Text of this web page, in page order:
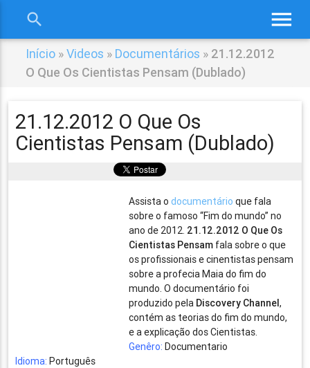
menu
search
Início »Videos » Documentários » 21.12.2012
O Que Os Cientistas Pensam (Dublado)
21.12.2012 O Que Os
Cientistas Pensam (Dublado)
Assista odocumentário que fala
sobre o famoso “Fim do mundo” no
ano de 2012. 21.12.2012 O Que Os
Cientistas Pensam fala sobre o que
os profissionais e cinentistas pensam
sobre a profecia Maia do fim do
mundo. O documentário foi
produzido pela Discovery Channel,
contém as teorias do fim do mundo,
e a explicação dos Cientistas.
Genêro: Documentario
Idioma: Português